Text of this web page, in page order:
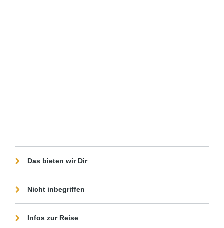
Das bieten wir Dir
Nicht inbegriffen
Infos zur Reise